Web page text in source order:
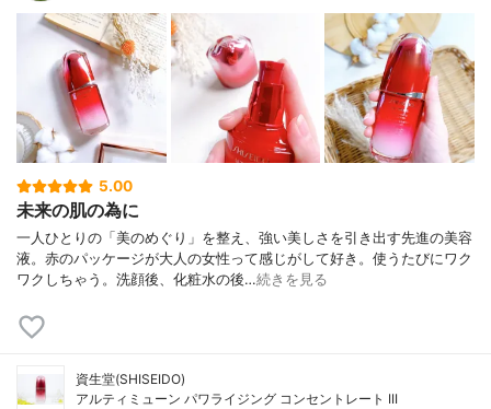
5.00
未来の肌の為に
一人ひとりの「美のめぐり」を整え、強い美しさを引き出す先進の美容
液。赤のパッケージが大人の女性って感じがして好き。使うたびにワク
ワクしちゃう。洗顔後、化粧水の後…続きを見る
資生堂(SHISEIDO)
アルティミューン パワライジング コンセントレート III